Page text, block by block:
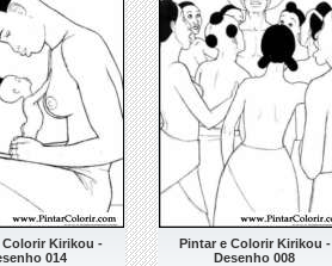
Colorir Kirikou -
014
Pintar e Colorir Kirikou -
Desenho 008